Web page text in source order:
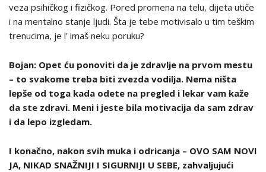
veza psihičkog i fizičkog. Pored promena na telu, dijeta utiče
i na mentalno stanje ljudi. Šta je tebe motivisalo u tim teškim
trenucima, je l’ imaš neku poruku?
Bojan: Opet ću ponoviti da je zdravlje na prvom mestu
– to svakome treba biti zvezda vodilja. Nema ništa
lepše od toga kada odete na pregled i lekar vam kaže
da ste zdravi. Meni i jeste bila motivacija da sam zdrav
i da lepo izgledam.
I konačno, nakon svih muka i odricanja – OVO SAM NOVI
JA, NIKAD SNAŽNIJI I SIGURNIJI U SEBE, zahvaljujući